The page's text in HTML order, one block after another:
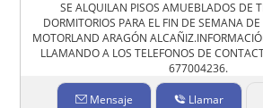
SE ALQUILAN PISOS AMUEBLADOS DE
DORMITORIOS PARA EL FIN DE SEMANA
MOTORLAND ARAGÓN
LLAMANDO A LOS TELEFONOS DE
677004236.
Mensaje Llamar